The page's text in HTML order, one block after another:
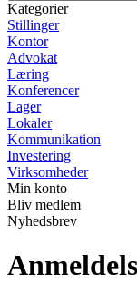
Kategorier
Stillinger
Kontor
Advokat
Læring
Konferencer
Lager
Lokaler
Kommunikation
Investering
Virksomheder
Min konto
Bliv medlem
Nyhedsbrev